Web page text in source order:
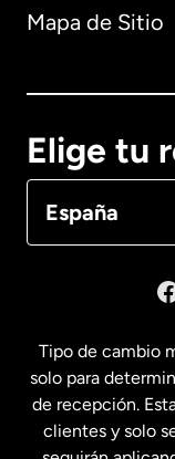
Mapa de Sitio
Elige tu
España
Tipo de cambio
solo para
de recepción.
clientes y solo